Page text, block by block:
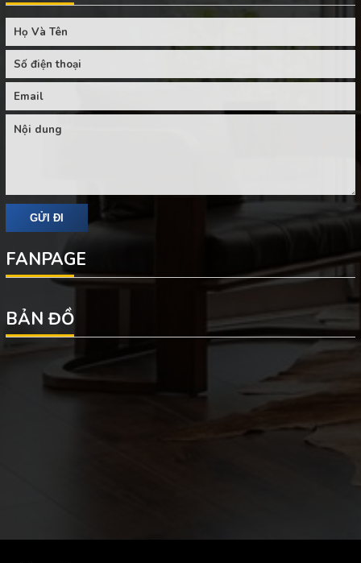
FANPAGE
BẢN ĐỒ